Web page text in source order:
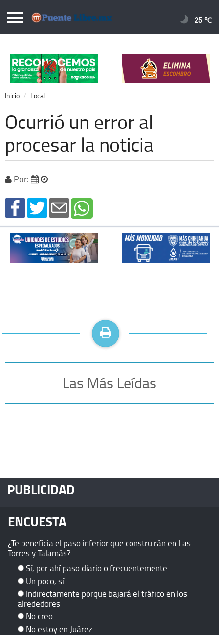
Puentelibre.mx
Local
Nacional
Opinión
Cronos
Economía
Espectáculos
Deportes
Extra +
25 ℃
Inicio Local
Ocurrió un error al
procesar la noticia
Por:
Las Más Leídas
PUBLICIDAD
ENCUESTA
¿Te beneficia el paso inferior que construirán en Las
Torres y Talamás?
Sí, por ahí paso diario o frecuentemente
Un poco, sí
Indirectamente porque bajará el tráfico en los
alrededores
No creo
No estoy en Juárez